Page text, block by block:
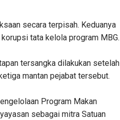
secara terpisah. Keduanya
tata kelola program MBG.
tersangka dilakukan setelah
mantan pejabat tersebut.
Program Makan
sebagai mitra Satuan